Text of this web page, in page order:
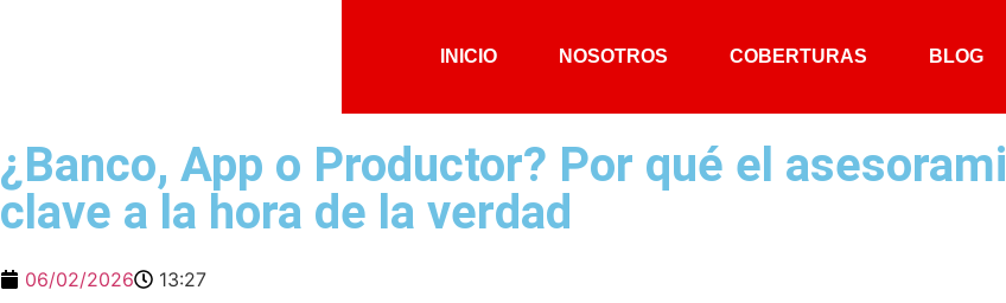
INICIO NOSOTROS COBERTURAS BLOG
¿Banco, App o Productor? Por qué el
clave a la hora de la verdad
06/02/2026
13:27